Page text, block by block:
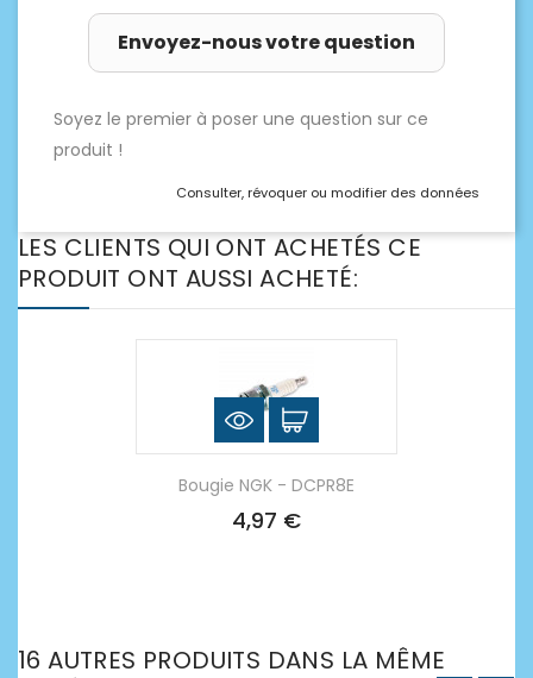
Envoyez-nous votre question
Soyez le premier à poser une question sur ce
produit !
Consulter, révoquer ou modifier des données
LES CLIENTS QUI ONT ACHETÉS CE
PRODUIT ONT AUSSI ACHETÉ:
Bougie NGK - DCPR8E
4,97 €
16 AUTRES PRODUITS DANS LA MÊME